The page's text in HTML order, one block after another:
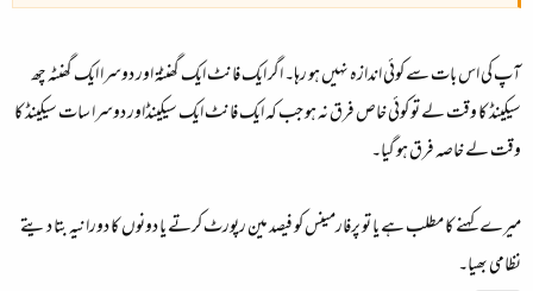
آپ کی اس بات سے کوئی اندازہ نہیں ہو رہا۔ اگر ایک فانٹ ایک گھنٹۃ اور دوسرا ایک گھنٹہ چھ
سیکینڈ کا وقت لے تو کوئی خاص فرق نہ ہو جب کہ ایک فانٹ ایک سیکینڈ‌اور دوسرا سات سیکینڈ کا
وقت لے خاصہ فرق ہو گیا۔
میرے کہنے کا مطلب ہے یا تو پرفارمینس کو فیصد مین رپورٹ کرتے یا دونوں کا دورانیہ بتا دیتے
نظامی بھیا۔